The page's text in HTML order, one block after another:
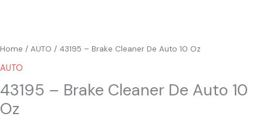
Home / AUTO / 43195 – Brake Cleaner De Auto 10 Oz
AUTO
43195 – Brake Cleaner De Auto 10
Oz